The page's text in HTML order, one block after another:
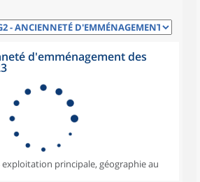
d'emménagement des
exploitation principale, géographie au